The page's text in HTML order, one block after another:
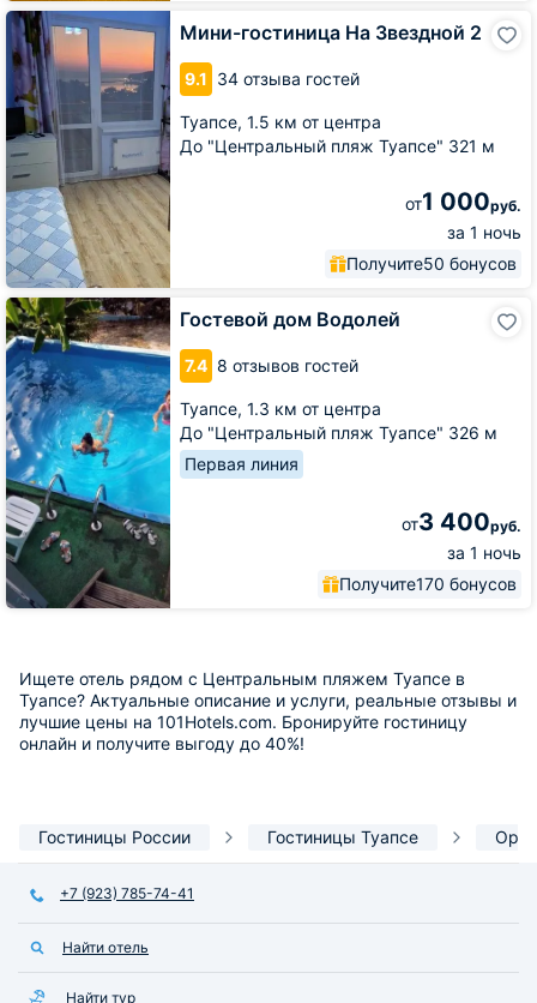
Мини-гостиница На Звездной 2
9.1 34 отзыва гостей
Туапсе, 1.5 км от центра
До "Центральный пляж Туапсе" 321 м
от1 000руб.
за 1 ночь
Получите50 бонусов
Мини-
гостиница
На
Звездной
2
Гостевой дом Водолей
7.4 8 отзывов гостей
Туапсе, 1.3 км от центра
До "Центральный пляж Туапсе" 326 м
Первая линия
от3 400руб.
за 1 ночь
Получите170 бонусов
Гостевой
дом
Водолей
Ищете отель рядом с Центральным пляжем Туапсе в
Туапсе? Актуальные описание и услуги, реальные отзывы и
лучшие цены на 101Hotels.com. Бронируйте гостиницу
онлайн и получите выгоду до 40%!
Гостиницы России Гостиницы Туапсе
+7 (923) 785-74-41
Найти отель
Найти тур